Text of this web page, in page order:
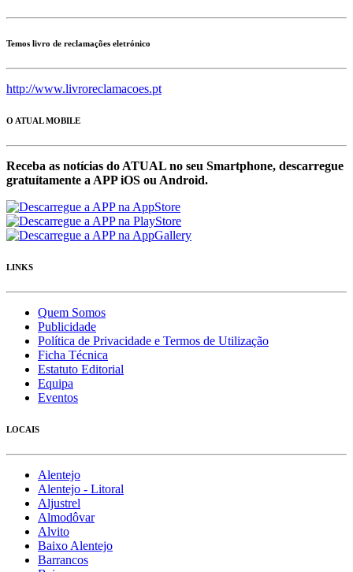
Temos livro de reclamações eletrónico
http://www.livroreclamacoes.pt
O ATUAL MOBILE
Receba as notícias do ATUAL no seu Smartphone, descarregue
gratuítamente a APP iOS ou Android.
LINKS
Quem Somos
Publicidade
Política de Privacidade e Termos de Utilização
Ficha Técnica
Estatuto Editorial
Equipa
Eventos
LOCAIS
Alentejo
Alentejo - Litoral
Aljustrel
Almodôvar
Alvito
Baixo Alentejo
Barrancos